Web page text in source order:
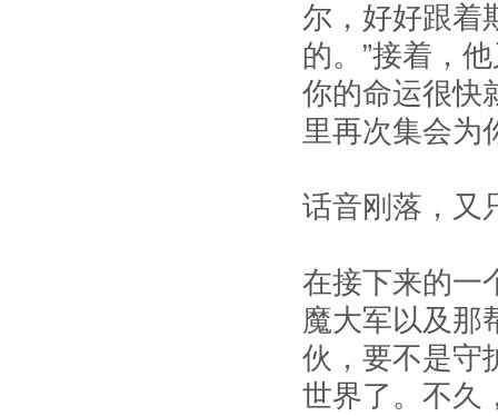
尔，好好跟着
的。”接着，
你的命运很快
里再次集会为
话音刚落，又
在接下来的一
魔大军以及那
伙，要不是守
世界了。不久